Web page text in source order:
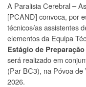
A Paralisia Cerebral –
[PCAND] convoca, por
técnicos/as assistentes
elementos da Equipa
Estágio de
será realizado em
(Par BC3), na Póvoa de
2026.